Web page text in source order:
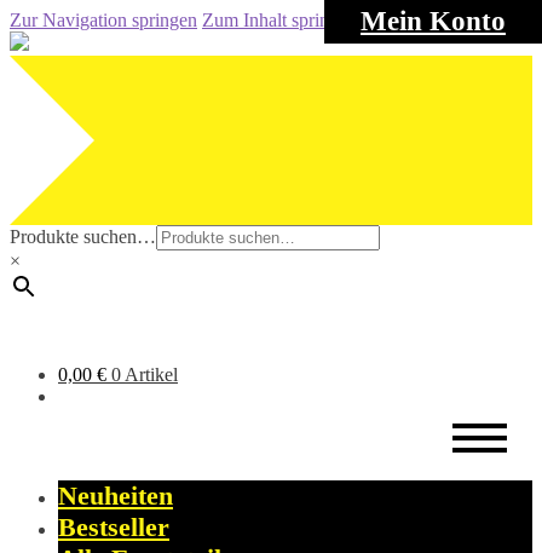
Mein Konto
Zur Navigation springen Zum Inhalt springen
Produkte suchen…
×
0,00 € 0 Artikel
Neuheiten
Bestseller